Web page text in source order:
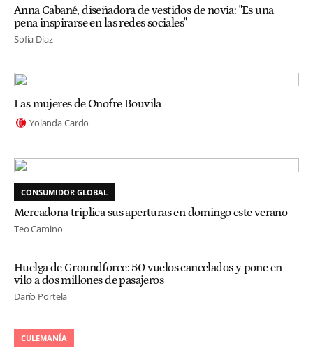
Anna Cabané, diseñadora de vestidos de novia: "Es una
pena inspirarse en las redes sociales"
Sofía Díaz
Las mujeres de Onofre Bouvila
Yolanda Cardo
CONSUMIDOR GLOBAL
Mercadona triplica sus aperturas en domingo este verano
Teo Camino
Huelga de Groundforce: 50 vuelos cancelados y pone en
vilo a dos millones de pasajeros
Darío Portela
CULEMANÍA